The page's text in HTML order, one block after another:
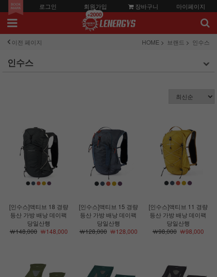
로그인 회원가입
+2000
장바구니 마이페이지
이전 페이지 HOME 브랜드 인수스
인수스
[인수스]액티브 18 경량
등산 가방 배낭 데이팩
당일산행
￦148,000￦148,000
[인수스]액티브 15 경량
등산 가방 배낭 데이팩
당일산행
￦128,000￦128,000
[인수스]액티브 11 경량
등산 가방 배낭 데이팩
당일산행
￦98,000￦98,000